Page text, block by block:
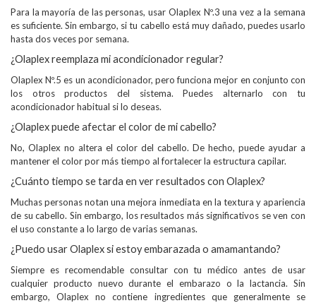
Para la mayoría de las personas, usar Olaplex Nº.3 una vez a la semana
es suficiente. Sin embargo, si tu cabello está muy dañado, puedes usarlo
hasta dos veces por semana.
¿Olaplex reemplaza mi acondicionador regular?
Olaplex Nº.5 es un acondicionador, pero funciona mejor en conjunto con
los otros productos del sistema. Puedes alternarlo con tu
acondicionador habitual si lo deseas.
¿Olaplex puede afectar el color de mi cabello?
No, Olaplex no altera el color del cabello. De hecho, puede ayudar a
mantener el color por más tiempo al fortalecer la estructura capilar.
¿Cuánto tiempo se tarda en ver resultados con Olaplex?
Muchas personas notan una mejora inmediata en la textura y apariencia
de su cabello. Sin embargo, los resultados más significativos se ven con
el uso constante a lo largo de varias semanas.
¿Puedo usar Olaplex si estoy embarazada o amamantando?
Siempre es recomendable consultar con tu médico antes de usar
cualquier producto nuevo durante el embarazo o la lactancia. Sin
embargo, Olaplex no contiene ingredientes que generalmente se